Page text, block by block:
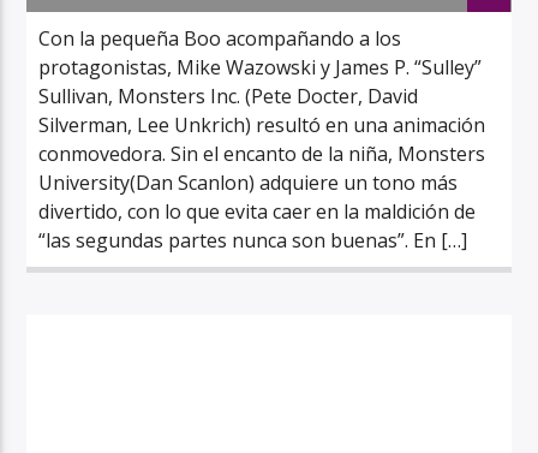
Con la pequeña Boo acompañando a los
protagonistas, Mike Wazowski y James P. “Sulley”
Sullivan, Monsters Inc. (Pete Docter, David
Silverman, Lee Unkrich) resultó en una animación
conmovedora. Sin el encanto de la niña, Monsters
University(Dan Scanlon) adquiere un tono más
divertido, con lo que evita caer en la maldición de
“las segundas partes nunca son buenas”. En […]